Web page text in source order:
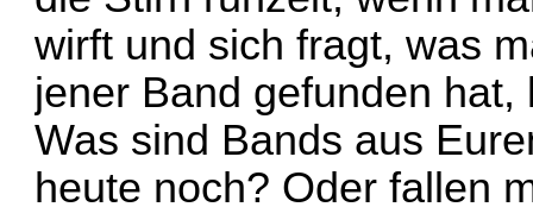
wirft und sich fragt, was
jener Band gefunden
Was sind Bands aus
heute noch? Oder fallen